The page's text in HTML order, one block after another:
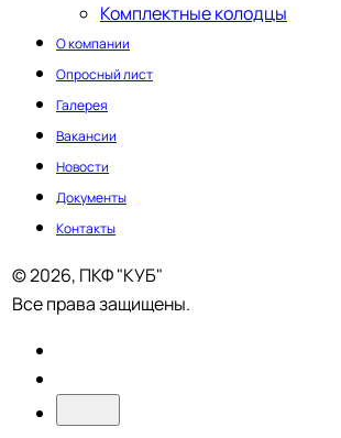
Комплектные колодцы
О компании
Опросный лист
Галерея
Вакансии
Новости
Документы
Контакты
© 2026, ПКФ "КУБ"
Все права защищены.